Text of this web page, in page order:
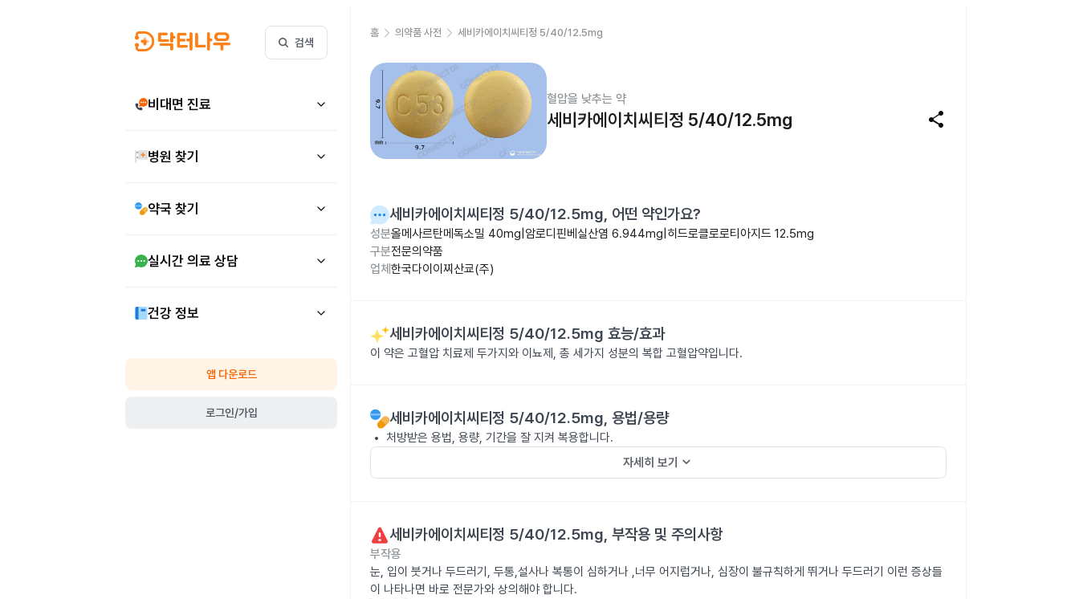
검색
비대면 진료
병원 찾기
약국 찾기
실시간 의료 상담
건강 정보
앱 다운로드
로그인/가입
홈 의약품 사전 세비카에이치씨티정 5/40/12.5mg
혈압을 낮추는 약
세비카에이치씨티정 5/40/12.5mg share
세비카에이치씨티정 5/40/12.5mg, 어떤 약인가요?
성분올메사르탄메독소밀 40mg|암로디핀베실산염 6.944mg|히드로클로로티아지드 12.5mg
구분전문의약품
업체 한국다이이찌산쿄(주)
세비카에이치씨티정 5/40/12.5mg 효능/효과
이 약은 고혈압 치료제 두가지와 이뇨제, 총 세가지 성분의 복합 고혈압약입니다.
세비카에이치씨티정 5/40/12.5mg, 용법/용량
처방받은 용법, 용량, 기간을 잘 지켜 복용합니다.
자세히 보기 keyboard_arrow_down
세비카에이치씨티정 5/40/12.5mg, 부작용 및 주의사항
부작용
눈, 입이 붓거나 두드러기, 두통,설사나 복통이 심하거나 ,너무 어지럽거나, 심장이 불규칙하게 뛰거나 두드러기 이런 증상들
이 나타나면 바로 전문가와 상의해야 합니다.